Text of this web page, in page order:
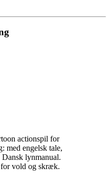
actionspil for
med engelsk tale,
lynmanual.
vold og skræk.